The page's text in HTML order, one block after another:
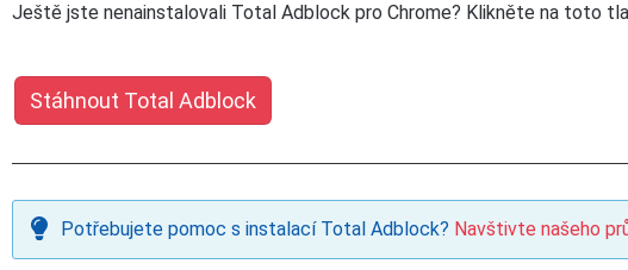
Ještě jste nenainstalovali Total Adblock pro Chrome? Klikněte na toto
Stáhnout Total Adblock
Potřebujete pomoc s instalací Total Adblock? Navštivte našeho